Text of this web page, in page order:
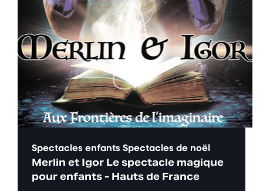
Spectacles enfants Spectacles de noël
Merlin et Igor Le spectacle magique
pour enfants - Hauts de France